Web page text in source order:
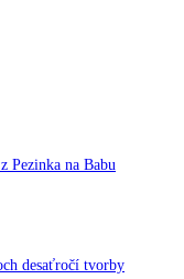
Pezinka na Babu
desaťročí tvorby